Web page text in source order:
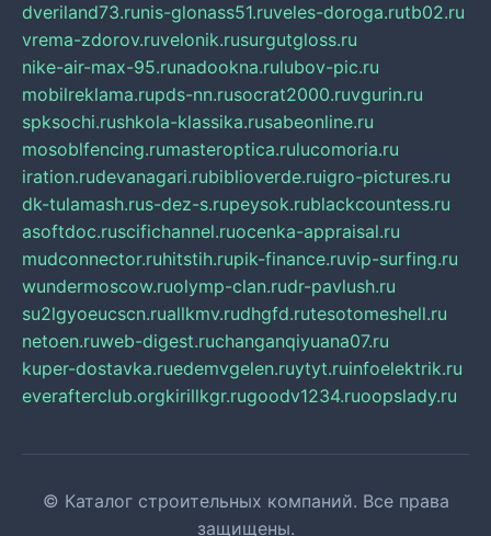
dveriland73.runis-glonass51.ruveles-doroga.rutb02.ru
vrema-zdorov.ruvelonik.rusurgutgloss.ru
nike-air-max-95.runadookna.rulubov-pic.ru
mobilreklama.rupds-nn.rusocrat2000.ruvgurin.ru
spksochi.rushkola-klassika.rusabeonline.ru
mosoblfencing.rumasteroptica.rulucomoria.ru
iration.rudevanagari.rubiblioverde.ruigro-pictures.ru
dk-tulamash.rus-dez-s.rupeysok.rublackcountess.ru
asoftdoc.ruscifichannel.ruocenka-appraisal.ru
mudconnector.ruhitstih.rupik-finance.ruvip-surfing.ru
wundermoscow.ruolymp-clan.rudr-pavlush.ru
su2lgyoeucscn.ruallkmv.rudhgfd.rutesotomeshell.ru
netoen.ruweb-digest.ruchanganqiyuana07.ru
kuper-dostavka.ruedemvgelen.ruytyt.ruinfoelektrik.ru
everafterclub.orgkirillkgr.rugoodv1234.ruoopslady.ru
© Каталог строительных компаний. Все права
защищены.